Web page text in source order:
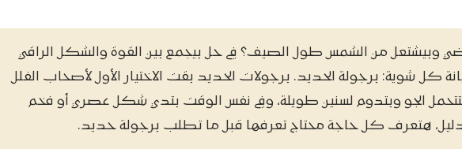
من الشمس طول الصيف؟ في حل بيجمع بين القوة والشكل الراقي
كل شوية: برجولة الحديد. برجولات الحديد بقت الاختيار الأول لأصحاب الفلل
الجو وبتدوم لسنين طويلة، وفي نفس الوقت بتدي شكل عصري أو فخم
هتعرف كل حاجة محتاج تعرفها قبل ما تطلب برجولة حديد.